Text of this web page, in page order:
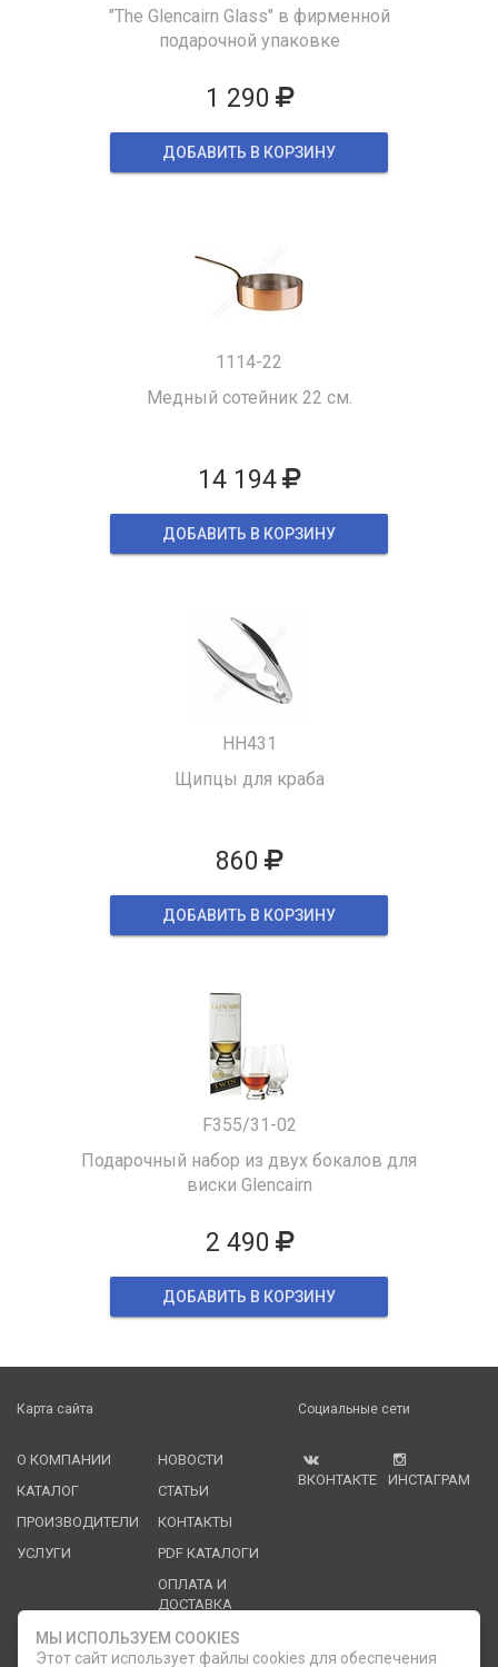
"The Glencairn Glass" в фирменной
подарочной упаковке
1 290
ДОБАВИТЬ В КОРЗИНУ
1114-22
Медный сотейник 22 см.
14 194
ДОБАВИТЬ В КОРЗИНУ
HH431
Щипцы для краба
860
ДОБАВИТЬ В КОРЗИНУ
F355/31-02
Подарочный набор из двух бокалов для
виски Glencairn
2 490
ДОБАВИТЬ В КОРЗИНУ
Карта сайта
О КОМПАНИИ
КАТАЛОГ
ПРОИЗВОДИТЕЛИ
УСЛУГИ
НОВОСТИ
СТАТЬИ
КОНТАКТЫ
PDF КАТАЛОГИ
ОПЛАТА И
ДОСТАВКА
Социальные сети
ВКОНТАКТЕ ИНСТАГРАМ
Служба клиентской поддержки
МЫ ИСПОЛЬЗУЕМ COOKIES
Этот сайт использует файлы cookies для обеспечения